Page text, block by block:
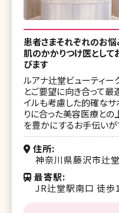
患者さまそれぞれのお
肌のかかりつけ医とし
びます
ルアナ辻堂ビューティー
とご要望に向き合って最
イルも考慮した的確なサ
りに合った美容医療と
を豊かにするお⼿伝いが
住所
神奈川県藤沢市辻
最寄駅
JR辻堂駅南口 徒歩